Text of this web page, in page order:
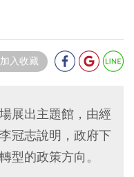
加入收藏
展出主題館，由經
冠志說明，政府下
型的政策方向。